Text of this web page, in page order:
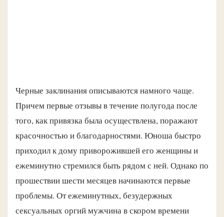
Черные заклинания описываются намного чаще.
Причем первые отзывы в течение полугода после
того, как привязка была осуществлена, поражают
красочностью и благодарностями. Юноша быстро
приходил к дому приворожившей его женщины и
ежеминутно стремился быть рядом с ней. Однако по
прошествии шести месяцев начинаются первые
проблемы. От ежеминутных, безудержных
сексуальных оргий мужчина в скором времени